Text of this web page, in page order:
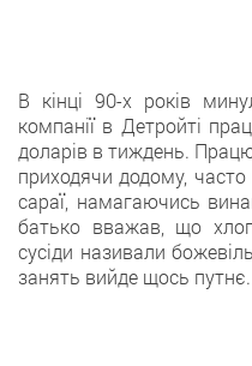
В кінці 90-х років
компанії в Детройті
доларів в тиждень.
приходячи додому,
сараї, намагаючись
батько вважав, що
сусіди називали
занять вийде щось